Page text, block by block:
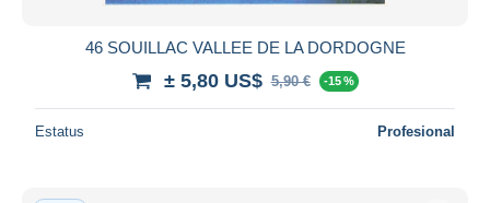
46 SOUILLAC VALLEE DE LA DORDOGNE
± 5,80 US$ 5,90 € -15 %
Estatus Profesional